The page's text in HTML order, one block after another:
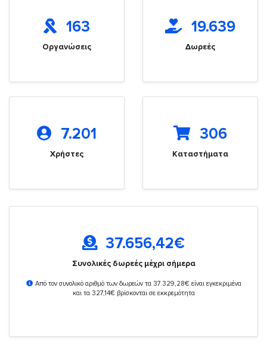
163
Οργανώσεις
19.639
Δωρεές
7.201
Χρήστες
306
Καταστήματα
37.656,42€
Συνολικές δωρεές μέχρι σήμερα
Από τον συνολικό αριθμό των δωρεών τα 37.329,28€ είναι εγκεκριμένα
και τα 327,14€ βρίσκονται σε εκκρεμότητα